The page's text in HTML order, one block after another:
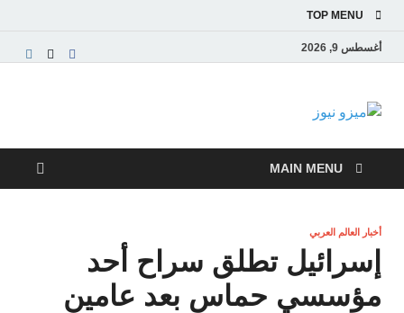
TOP MENU
أغسطس 9, 2026
ميزو نيوز
والاقتصادية
MAIN MENU
أخبار العالم العربي
إسرائيل تطلق سراح أحد
مؤسسي حماس بعد عامين